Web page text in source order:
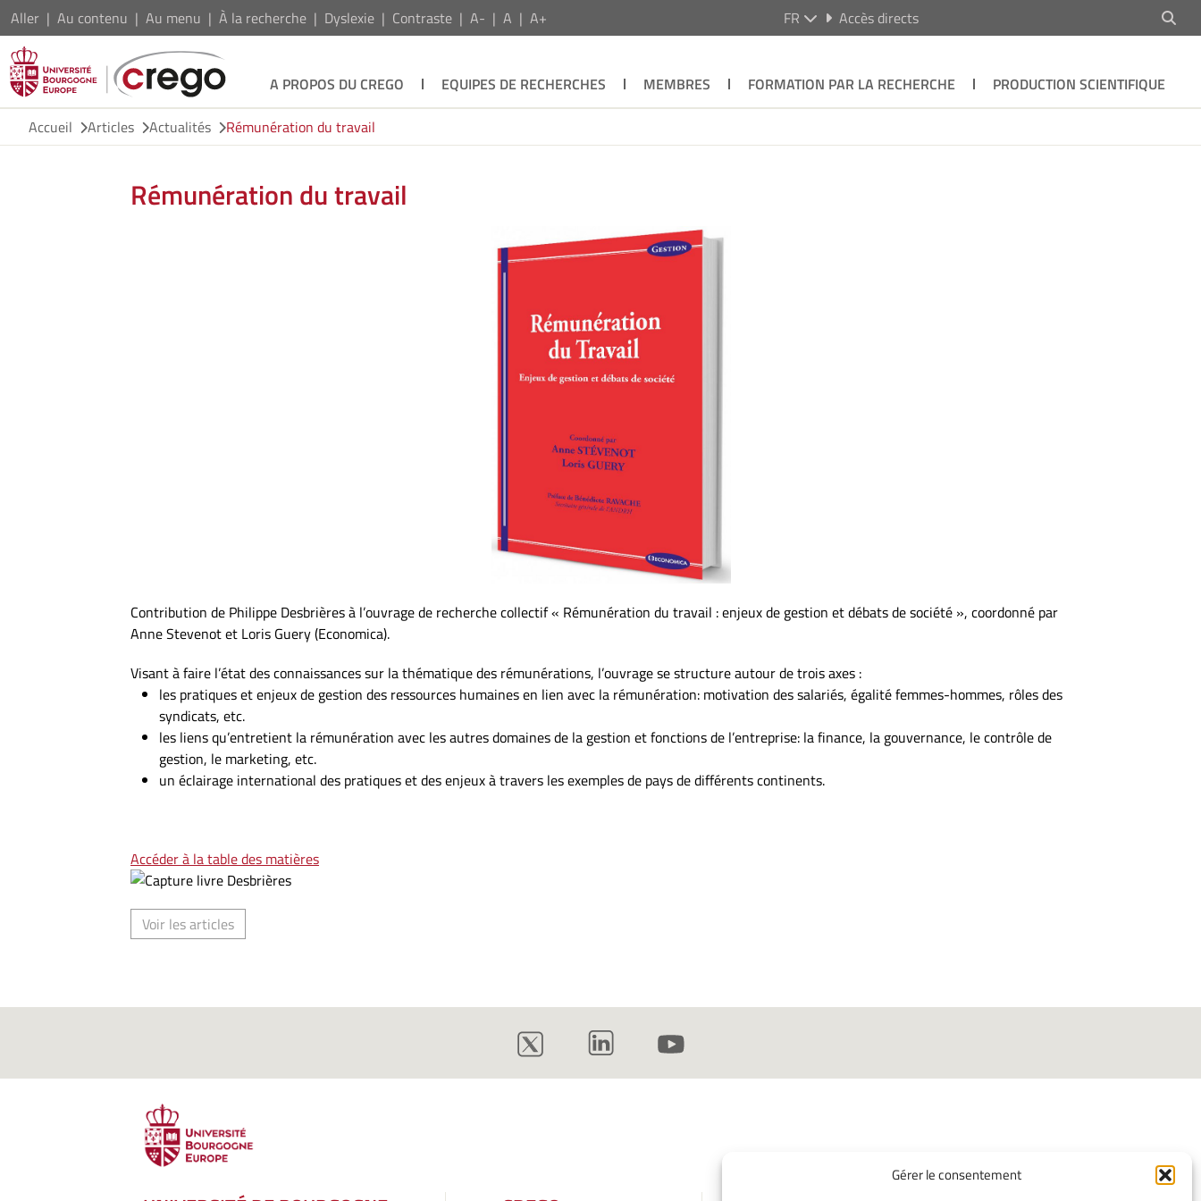
Gérer le consentement
Aller Au contenu Au menu À la recherche Dyslexie Contraste A- A A+ FR Accès directs
A PROPOS DU CREGO EQUIPES DE RECHERCHES MEMBRES FORMATION PAR LA RECHERCHE
PRODUCTION SCIENTIFIQUE
Accueil
Articles Actualités Rémunération du travail
Rémunération du travail
Contribution de Philippe Desbrières à l’ouvrage de recherche collectif « Rémunération du travail : enjeux de gestion et débats de société », coordonné par
Anne Stevenot et Loris Guery (Economica).
Visant à faire l’état des connaissances sur la thématique des rémunérations, l’ouvrage se structure autour de trois axes :
les pratiques et enjeux de gestion des ressources humaines en lien avec la rémunération: motivation des salariés, égalité femmes-hommes, rôles des
syndicats, etc.
les liens qu’entretient la rémunération avec les autres domaines de la gestion et fonctions de l’entreprise: la finance, la gouvernance, le contrôle de
gestion, le marketing, etc.
un éclairage international des pratiques et des enjeux à travers les exemples de pays de différents continents.
Accéder à la table des matières
Voir les articles